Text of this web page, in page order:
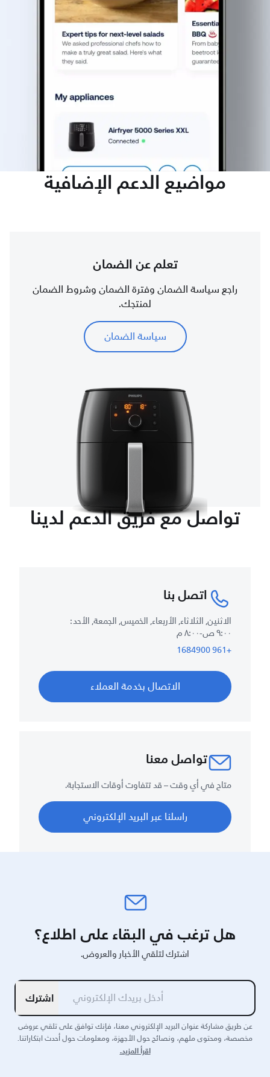
مواضيع الدعم الإضافية
تعلم عن الضمان
راجع سياسة الضمان وفترة الضمان وشروط الضمان
لمنتجك.
سياسة الضمان
تواصل مع فريق الدعم لدينا
اتصل بنا
الاثنين, الثلاثاء, الأربعاء, الخميس, الجمعة, الأحد :
٩:٠٠ ص-٨:٠٠ م
+961 1684900
الاتصال بخدمة العملاء
تواصل معنا
متاح في أي وقت – قد تتفاوت أوقات الاستجابة.
راسلنا عبر البريد الإلكتروني
هل ترغب في البقاء على اطلاع؟
اشترك لتلقي الأخبار والعروض.
اشترك
عن طريق مشاركة عنوان البريد الإلكتروني معنا، فإنك توافق على تلقي عروض
مخصصة، ومحتوى ملهم، ونصائح حول الأجهزة، ومعلومات حول أحدث ابتكاراتنا.
اقرأ المزيد.